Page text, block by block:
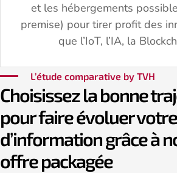
et les hébergements
premise) pour tirer profit des
que l’IoT, l’IA, la
L’étude comparative by TVH
Choisissez la bonne
pour faire évoluer
d’information grâce à
offre packagée